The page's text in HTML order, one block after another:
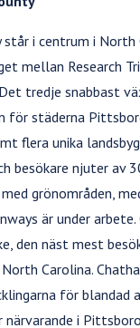
står i centrum i North
mellan Research
tredje snabbast
för städerna
flera unika
besökare njuter av
grönområden,
är under
den näst mest
Carolina.
för blandad
närvarande i